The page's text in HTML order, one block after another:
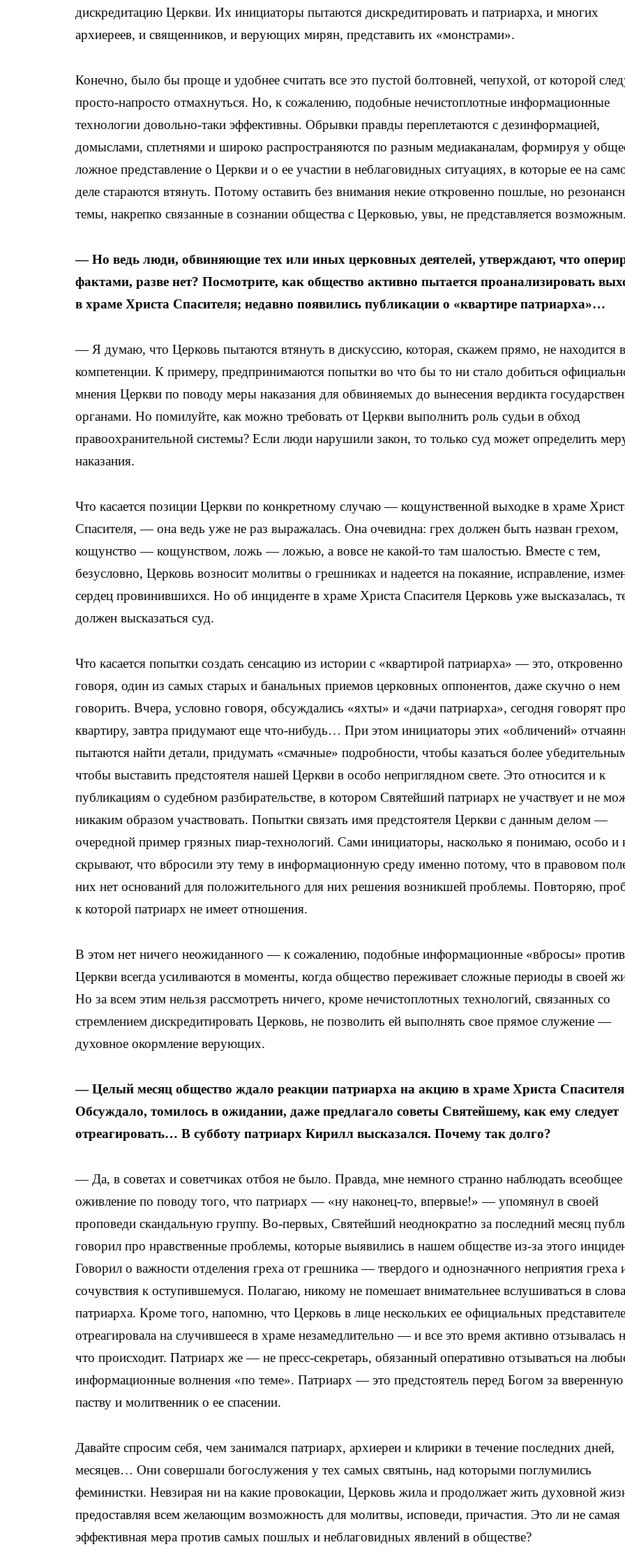
дискредитацию Церкви. Их инициаторы пытаются дискредитировать и патриарха, и многих
архиереев, и священников, и верующих мирян, представить их «монстрами».
Конечно, было бы проще и удобнее считать все это пустой болтовней, чепухой, от которой
просто-напросто отмахнуться. Но, к сожалению, подобные нечистоплотные информационные
технологии довольно-таки эффективны. Обрывки правды переплетаются с дезинформацией,
домыслами, сплетнями и широко распространяются по разным медиаканалам, формируя у
ложное представление о Церкви и о ее участии в неблаговидных ситуациях, в которые ее на
деле стараются втянуть. Потому оставить без внимания некие откровенно пошлые, но
темы, накрепко связанные в сознании общества с Церковью, увы, не представляется
— Но ведь люди, обвиняющие тех или иных церковных деятелей, утверждают, что
фактами, разве нет? Посмотрите, как общество активно пытается проанализировать
в храме Христа Спасителя; недавно появились публикации о «квартире патриарха»…
— Я думаю, что Церковь пытаются втянуть в дискуссию, которая, скажем прямо, не находится
компетенции. К примеру, предпринимаются попытки во что бы то ни стало добиться
мнения Церкви по поводу меры наказания для обвиняемых до вынесения вердикта
органами. Но помилуйте, как можно требовать от Церкви выполнить роль судьи в обход
правоохранительной системы? Если люди нарушили закон, то только суд может определить
наказания.
Что касается позиции Церкви по конкретному случаю — кощунственной выходке в храме
Спасителя, — она ведь уже не раз выражалась. Она очевидна: грех должен быть назван грехом,
кощунство — кощунством, ложь — ложью, а вовсе не какой-то там шалостью. Вместе с тем,
безусловно, Церковь возносит молитвы о грешниках и надеется на покаяние, исправление,
сердец провинившихся. Но об инциденте в храме Христа Спасителя Церковь уже высказалась,
должен высказаться суд.
Что касается попытки создать сенсацию из истории с «квартирой патриарха» — это, откровенно
говоря, один из самых старых и банальных приемов церковных оппонентов, даже скучно о нем
говорить. Вчера, условно говоря, обсуждались «яхты» и «дачи патриарха», сегодня говорят
квартиру, завтра придумают еще что-нибудь… При этом инициаторы этих «обличений»
пытаются найти детали, придумать «смачные» подробности, чтобы казаться более
чтобы выставить предстоятеля нашей Церкви в особо неприглядном свете. Это относится и к
публикациям о судебном разбирательстве, в котором Святейший патриарх не участвует и не
никаким образом участвовать. Попытки связать имя предстоятеля Церкви с данным делом —
очередной пример грязных пиар-технологий. Сами инициаторы, насколько я понимаю, особо и
скрывают, что вбросили эту тему в информационную среду именно потому, что в правовом
них нет оснований для положительного для них решения возникшей проблемы. Повторяю,
к которой патриарх не имеет отношения.
В этом нет ничего неожиданного — к сожалению, подобные информационные «вбросы» против
Церкви всегда усиливаются в моменты, когда общество переживает сложные периоды в своей
Но за всем этим нельзя рассмотреть ничего, кроме нечистоплотных технологий, связанных со
стремлением дискредитировать Церковь, не позволить ей выполнять свое прямое служение —
духовное окормление верующих.
— Целый месяц общество ждало реакции патриарха на акцию в храме Христа
Обсуждало, томилось в ожидании, даже предлагало советы Святейшему, как ему следует
отреагировать… В субботу патриарх Кирилл высказался. Почему так долго?
— Да, в советах и советчиках отбоя не было. Правда, мне немного странно наблюдать всеобщее
оживление по поводу того, что патриарх — «ну наконец-то, впервые!» — упомянул в своей
проповеди скандальную группу. Во-первых, Святейший неоднократно за последний месяц
говорил про нравственные проблемы, которые выявились в нашем обществе из-за этого
Говорил о важности отделения греха от грешника — твердого и однозначного неприятия греха
сочувствия к оступившемуся. Полагаю, никому не помешает внимательнее вслушиваться в слова
патриарха. Кроме того, напомню, что Церковь в лице нескольких ее официальных
отреагировала на случившееся в храме незамедлительно — и все это время активно отзывалась
что происходит. Патриарх же — не пресс-секретарь, обязанный оперативно отзываться на
информационные волнения «по теме». Патриарх — это предстоятель перед Богом за
паству и молитвенник о ее спасении.
Давайте спросим себя, чем занимался патриарх, архиереи и клирики в течение последних дней,
месяцев… Они совершали богослужения у тех самых святынь, над которыми поглумились
феминистки. Невзирая ни на какие провокации, Церковь жила и продолжает жить духовной
предоставляя всем желающим возможность для молитвы, исповеди, причастия. Это ли не самая
эффективная мера против самых пошлых и неблаговидных явлений в обществе?